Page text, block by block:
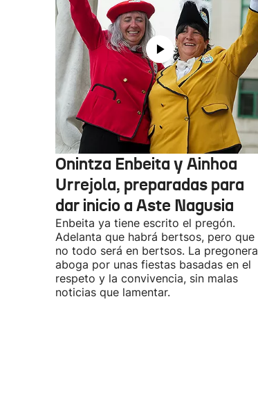
Onintza Enbeita y Ainhoa
Urrejola, preparadas para
dar inicio a Aste Nagusia
Enbeita ya tiene escrito el pregón.
Adelanta que habrá bertsos, pero que
no todo será en bertsos. La pregonera
aboga por unas fiestas basadas en el
respeto y la convivencia, sin malas
noticias que lamentar.